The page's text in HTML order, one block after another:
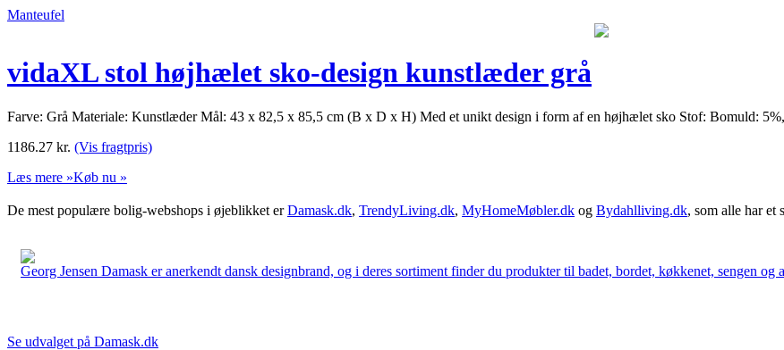
Manteufel
vidaXL stol højhælet sko-design kunstlæder grå
Farve: Grå Materiale: Kunstlæder Mål: 43 x 82,5 x 85,5 cm (B x D x H) Med et unikt design i form af en højhælet sko Stof: Bomuld:
1186.27 kr. (Vis fragtpris)
Læs mere »Køb nu »
De mest populære bolig-webshops i øjeblikket erDamask.dk, TrendyLiving.dk, MyHomeMøbler.dk og Bydahlliving.dk, som alle har et
Georg Jensen Damask er anerkendt dansk designbrand, og i deres sortiment finder du produkter til badet, bordet, køkkenet, sengen
Se udvalget på Damask.dk